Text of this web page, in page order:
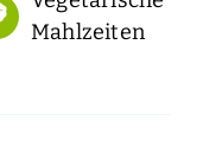
Mahlzeiten